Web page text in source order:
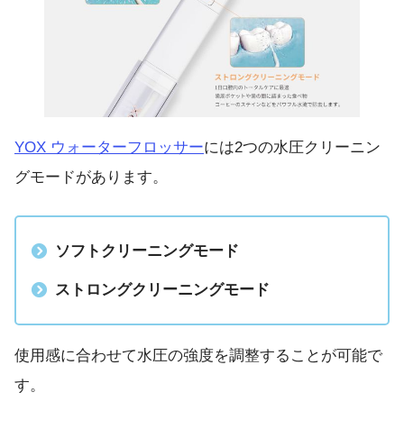
YOX ウォーターフロッサーには2つの水圧クリーニン
グモードがあります。
ソフトクリーニングモード
ストロングクリーニングモード
使用感に合わせて水圧の強度を調整することが可能で
す。